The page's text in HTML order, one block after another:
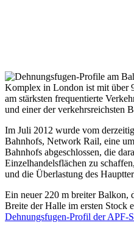
Komplex in London ist mit über
am stärksten frequentierte
und einer der verkehrsreichsten
Im Juli 2012 wurde vom
Bahnhofs, Network Rail, eine
Bahnhofs abgeschlossen, die
Einzelhandelsflächen zu
und die Überlastung des
Ein neuer 220 m breiter Balkon,
Breite der Halle im ersten Stock
Dehnungsfugen-Profil der APF-